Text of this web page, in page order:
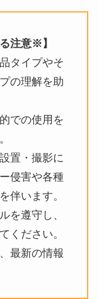
注意※】
タイプやそ
の理解を助
での使用を
置・撮影に
侵害や各種
伴います。
を遵守し、
ください。
最新の情報